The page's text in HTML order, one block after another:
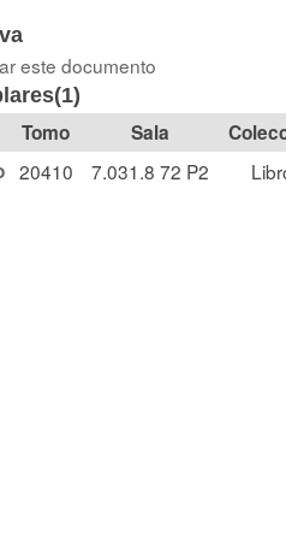
este documento
Tomo Sala
20410 7.031.8 72 P2